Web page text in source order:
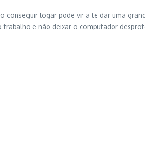
logar pode vir a te dar uma
e não deixar o computador